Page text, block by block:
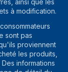
ainsi que les
à modification.
sont pas
proviennent
les produits,
informations